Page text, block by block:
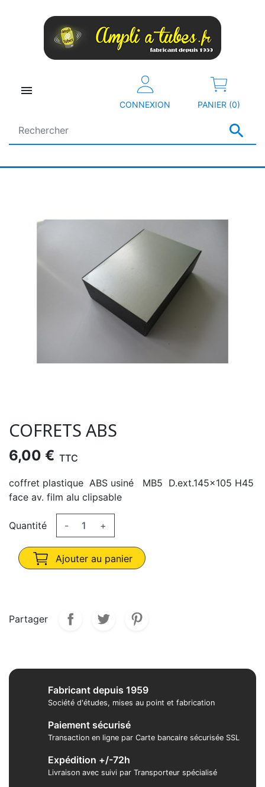


CONNEXION PANIER (0)
COFRETS ABS
6,00 € TTC
coffret plastique ABS usiné MB5 D.ext.145x105 H45
face av. film alu clipsable
Quantité - +
Ajouter au panier
Partager
Fabricant depuis 1959
Société d'études, mises au point et fabrication
Paiement sécurisé
Transaction en ligne par Carte bancaire sécurisée SSL
Expédition +/-72h
Livraison avec suivi par Transporteur spécialisé